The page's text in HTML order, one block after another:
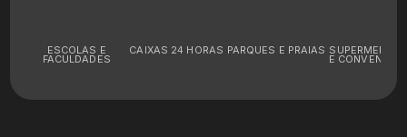
ESCOLAS E
FACULDADES
CAIXAS 24 HORAS PARQUES E PRAIAS
E